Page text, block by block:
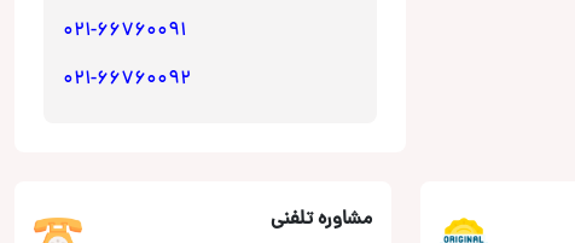
021-66760091
021-66760092
مشاوره تلفنی